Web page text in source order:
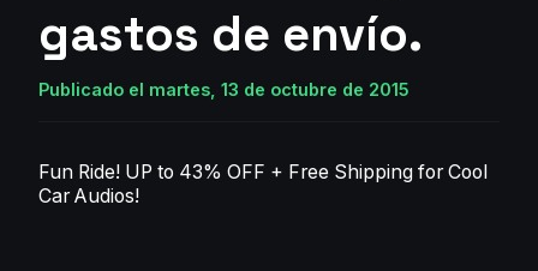
gastos de envío.
Publicado el martes, 13 de octubre de 2015
Fun Ride! UP to 43% OFF + Free Shipping for Cool
Car Audios!